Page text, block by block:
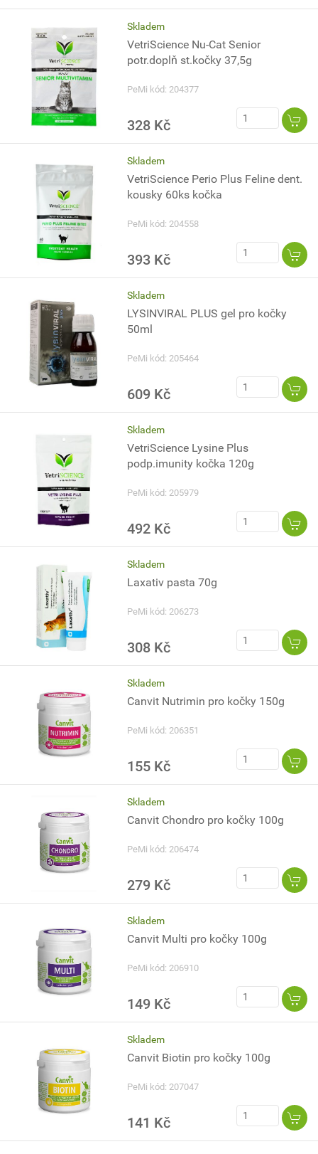
Skladem
VetriScience Nu-Cat Senior
potr.doplň st.kočky 37,5g
PeMi kód: 204377
328 Kč
Skladem
VetriScience Perio Plus Feline dent.
kousky 60ks kočka
PeMi kód: 204558
393 Kč
Skladem
LYSINVIRAL PLUS gel pro kočky
50ml
PeMi kód: 205464
609 Kč
Skladem
VetriScience Lysine Plus
podp.imunity kočka 120g
PeMi kód: 205979
492 Kč
Skladem
Laxativ pasta 70g
PeMi kód: 206273
308 Kč
Skladem
Canvit Nutrimin pro kočky 150g
PeMi kód: 206351
155 Kč
Skladem
Canvit Chondro pro kočky 100g
PeMi kód: 206474
279 Kč
Skladem
Canvit Multi pro kočky 100g
PeMi kód: 206910
149 Kč
Skladem
Canvit Biotin pro kočky 100g
PeMi kód: 207047
141 Kč